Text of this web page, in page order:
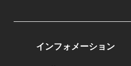
インフォメーション